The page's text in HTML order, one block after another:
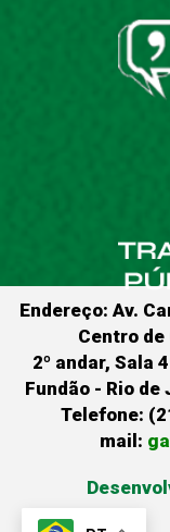
Endereço: Av.
Centro de
2º andar, Sala
Fundão - Rio de
Telefone:
mail: